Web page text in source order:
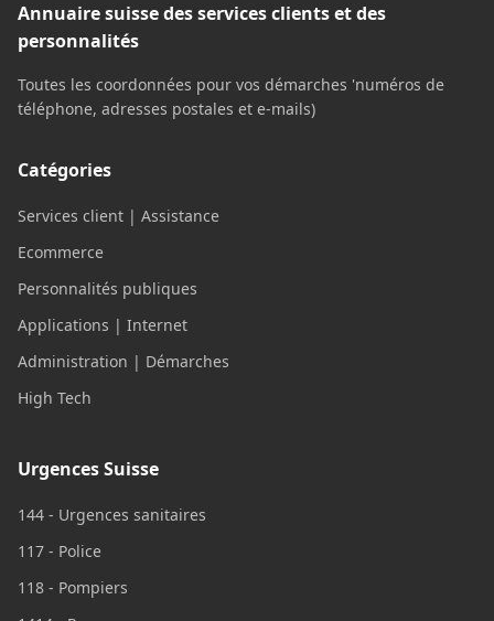
Annuaire suisse des services clients et des
personnalités
Toutes les coordonnées pour vos démarches 'numéros de
téléphone, adresses postales et e-mails)
Catégories
Services client | Assistance
Ecommerce
Personnalités publiques
Applications | Internet
Administration | Démarches
High Tech
Urgences Suisse
144 - Urgences sanitaires
117 - Police
118 - Pompiers